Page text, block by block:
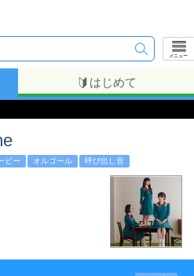
メニュー
はじめて
ビー オルゴール 呼び出し音